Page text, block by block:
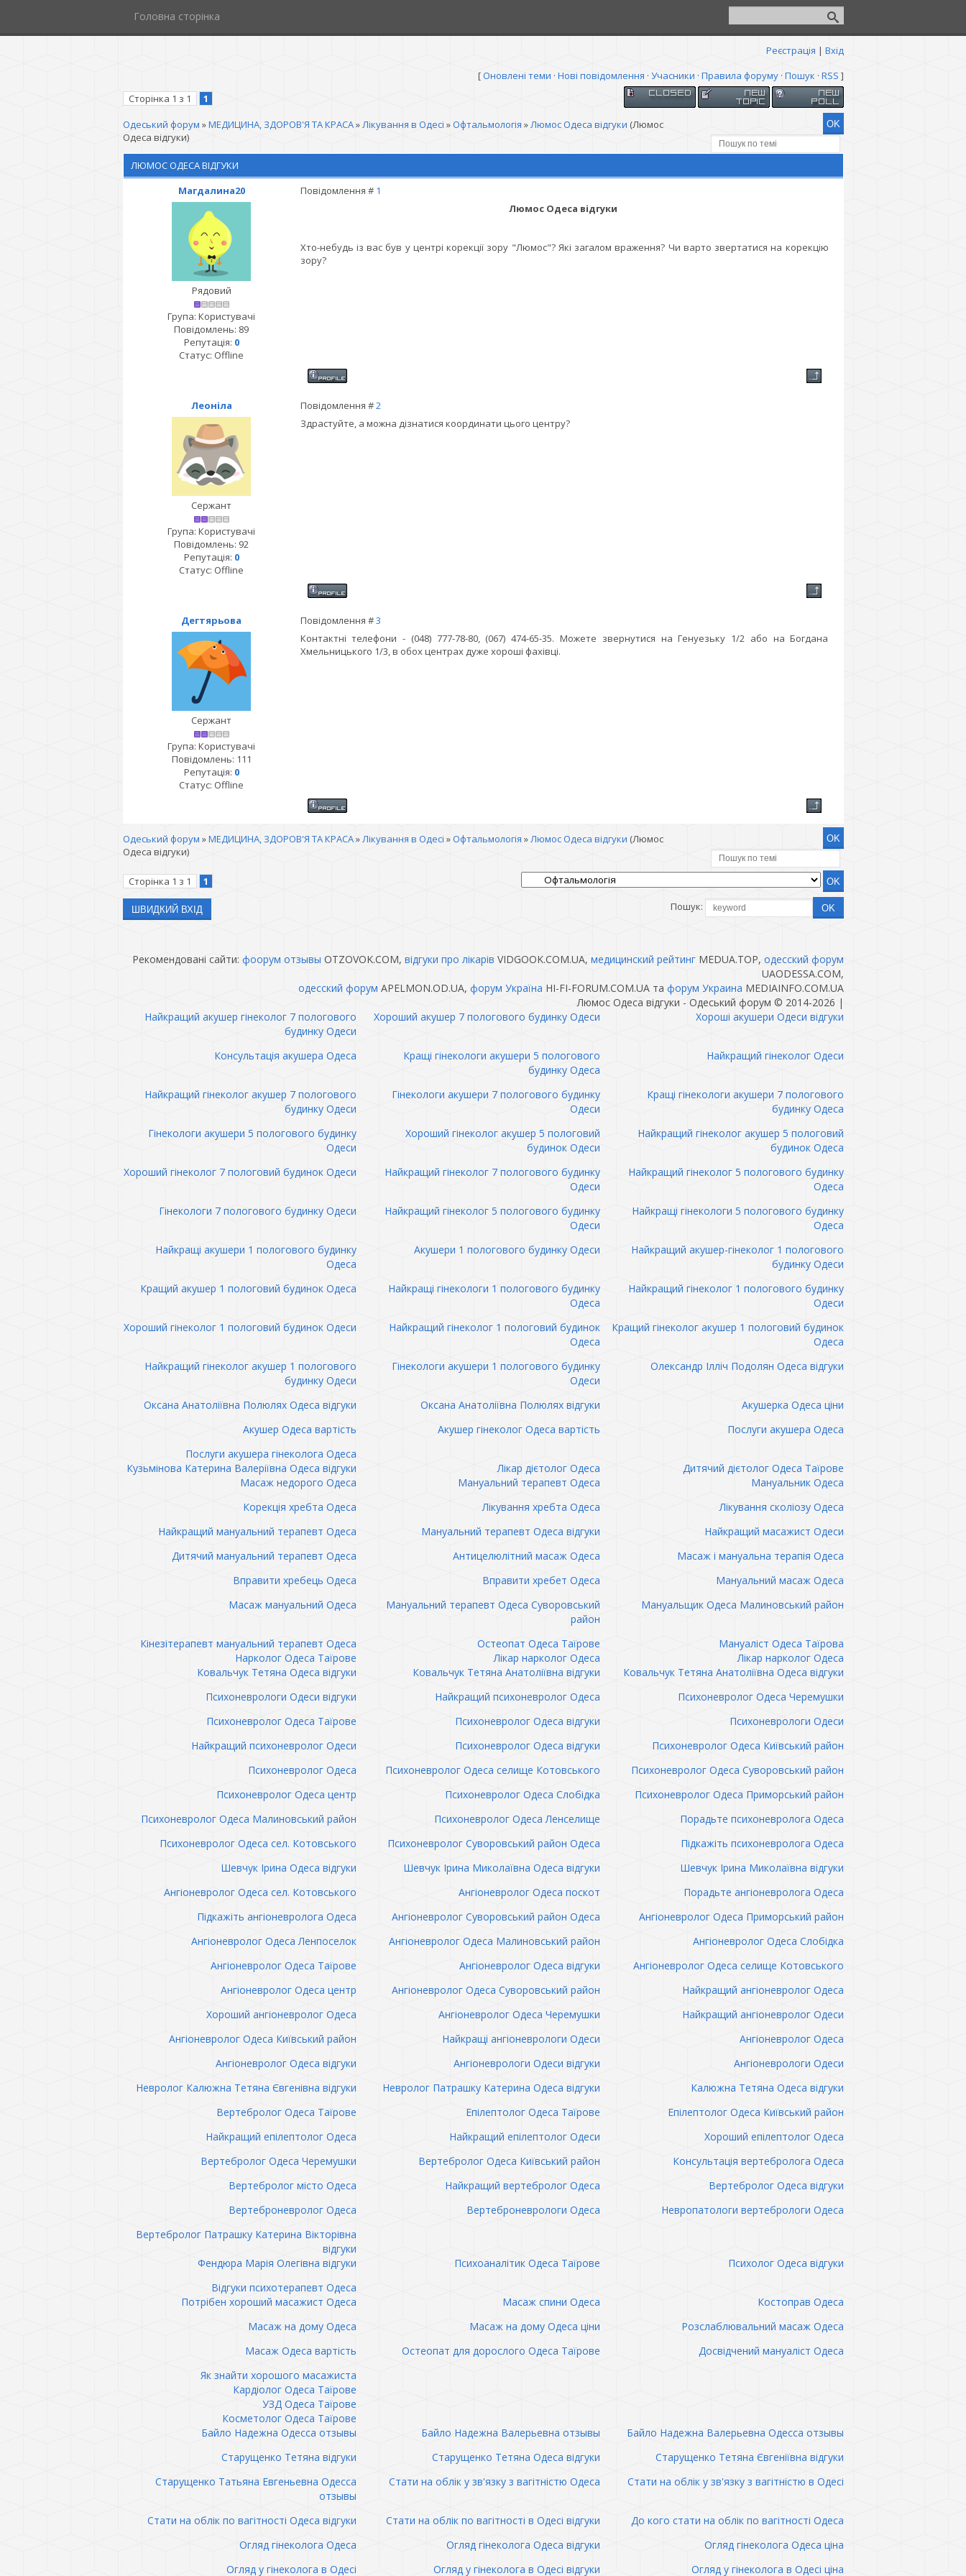
Головна сторінка
Реєстрація | Вхід
[Оновлені теми · Нові повідомлення · Учасники · Правила форуму· Пошук · RSS ]
Сторінка 1 з 1
1
Одеський форум »МЕДИЦИНА, ЗДОРОВ'Я ТА КРАСА»Лікування в Одесі »Офтальмологія »Люмос Одеса відгуки (Люмос
Одеса відгуки)
ЛЮМОС ОДЕСА ВІДГУКИ
Магдалина20
Повідомлення # 1
Рядовий
Група: Користувачі
Повідомлень: 89
Репутація: 0
Статус: Offline
Люмос Одеса відгуки
Хто-небудь із вас був у центрі корекції зору "Люмос"? Які загалом враження? Чи варто звертатися на корекцію
зору?
Леоніла Повідомлення #2
Сержант
Група: Користувачі
Повідомлень: 92
Репутація: 0
Статус: Offline
Здрастуйте, а можна дізнатися координати цього центру?
Дегтярьова Повідомлення #3
Сержант
Група: Користувачі
Повідомлень: 111
Репутація: 0
Статус: Offline
Контактні телефони - (048) 777-78-80, (067) 474-65-35. Можете звернутися на Генуезьку 1/2 або на Богдана
Хмельницького 1/3, в обох центрах дуже хороші фахівці.
Одеський форум »МЕДИЦИНА, ЗДОРОВ'Я ТА КРАСА»Лікування в Одесі »Офтальмологія »Люмос Одеса відгуки (Люмос
Одеса відгуки)
Сторінка 1 з 1
1
Пошук:
Рекомендовані сайти: фоорум отзывы OTZOVOK.COM, відгуки про лікарів VIDGOOK.COM.UA, медицинский рейтингMEDUA.TOP, одесский форум
UAODESSA.COM,
одесский форум APELMON.OD.UA, форум Україна HI-FI-FORUM.COM.UA та форум Украина MEDIAINFO.COM.UA
Люмос Одеса відгуки - Одеський форум © 2014-2026 |
Найкращий акушер гінеколог 7 пологового
будинку Одеси
Хороший акушер 7 пологового будинку Одеси Хороші акушери Одеси відгуки
Консультація акушера Одеса
Кращі гінекологи акушери 5 пологового
будинку Одеса
Найкращий гінеколог Одеси
Найкращий гінеколог акушер 7 пологового
будинку Одеси
Гінекологи акушери 7 пологового будинку
Одеси
Кращі гінекологи акушери 7 пологового
будинку Одеса
Гінекологи акушери 5 пологового будинку
Одеси
Хороший гінеколог акушер 5 пологовий
будинок Одеси
Найкращий гінеколог акушер 5 пологовий
будинок Одеса
Хороший гінеколог 7 пологовий будинок Одеси
Найкращий гінеколог 7 пологового будинку
Одеси
Найкращий гінеколог 5 пологового будинку
Одеса
Гінекологи 7 пологового будинку Одеси
Найкращий гінеколог 5 пологового будинку
Одеси
Найкращі гінекологи 5 пологового будинку
Одеса
Найкращі акушери 1 пологового будинку
Одеса
Акушери 1 пологового будинку Одеси
Найкращий акушер-гінеколог 1 пологового
будинку Одеси
Кращий акушер 1 пологовий будинок Одеса
Найкращі гінекологи 1 пологового будинку
Одеса
Найкращий гінеколог 1 пологового будинку
Одеси
Хороший гінеколог 1 пологовий будинок Одеси
Найкращий гінеколог 1 пологовий будинок
Одеса
Кращий гінеколог акушер 1 пологовий будинок
Одеса
Найкращий гінеколог акушер 1 пологового
будинку Одеси
Гінекологи акушери 1 пологового будинку
Одеси
Олександр Ілліч Подолян Одеса відгуки
Оксана Анатоліївна Полюлях Одеса відгуки Оксана Анатоліївна Полюлях відгуки
Акушерка Одеса ціни
Акушер Одеса вартість
Акушер гінеколог Одеса вартість
Послуги акушера Одеса
Послуги акушера гінеколога Одеса
Кузьмінова Катерина Валеріївна Одеса відгуки
Лікар дієтолог Одеса
Дитячий дієтолог Одеса Таїрове
Масаж недорого Одеса
Мануальний терапевт Одеса
Мануальник Одеса
Корекція хребта Одеса
Лікування хребта Одеса
Лікування сколіозу Одеса
Найкращий мануальний терапевт Одеса
Мануальний терапевт Одеса відгуки
Найкращий масажист Одеси
Дитячий мануальний терапевт Одеса
Антицелюлітний масаж Одеса
Масаж і мануальна терапія Одеса
Вправити хребець Одеса
Вправити хребет Одеса
Мануальний масаж Одеса
Масаж мануальний Одеса
Мануальний терапевт Одеса Суворовський
район
Мануальщик Одеса Малиновський район
Кінезітерапевт мануальний терапевт Одеса Остеопат Одеса Таїрове
Мануаліст Одеса Таїрова
Нарколог Одеса Таїрове
Лікар нарколог Одеса
Лікар нарколог Одеса
Ковальчук Тетяна Одеса відгуки
Ковальчук Тетяна Анатоліївна відгуки
Ковальчук Тетяна Анатоліївна Одеса відгуки
Психоневрологи Одеси відгуки
Найкращий психоневролог Одеса
Психоневролог Одеса Черемушки
Психоневролог Одеса Таїрове
Психоневролог Одеса відгуки
Психоневрологи Одеси
Найкращий психоневролог Одеси
Психоневролог Одеса відгуки
Психоневролог Одеса Київський район
Психоневролог Одеса
Психоневролог Одеса селище Котовського
Психоневролог Одеса Суворовський район
Психоневролог Одеса центр
Психоневролог Одеса Слобідка
Психоневролог Одеса Приморський район
Психоневролог Одеса Малиновський район
Психоневролог Одеса Ленселище
Порадьте психоневролога Одеса
Психоневролог Одеса сел. Котовського
Психоневролог Суворовський район Одеса
Підкажіть психоневролога Одеса
Шевчук Ірина Одеса відгуки
Шевчук Ірина Миколаївна Одеса відгуки
Шевчук Ірина Миколаївна відгуки
Ангіоневролог Одеса сел. Котовського
Ангіоневролог Одеса поскот
Порадьте ангіоневролога Одеса
Підкажіть ангіоневролога Одеса
Ангіоневролог Суворовський район Одеса
Ангіоневролог Одеса Приморський район
Ангіоневролог Одеса Ленпоселок
Ангіоневролог Одеса Малиновський район
Ангіоневролог Одеса Слобідка
Ангіоневролог Одеса Таїрове
Ангіоневролог Одеса відгуки
Ангіоневролог Одеса селище Котовського
Ангіоневролог Одеса центр
Ангіоневролог Одеса Суворовський район
Найкращий ангіоневролог Одеса
Хороший ангіоневролог Одеса
Ангіоневролог Одеса Черемушки
Найкращий ангіоневролог Одеси
Ангіоневролог Одеса Київський район
Найкращі ангіоневрологи Одеси
Ангіоневролог Одеса
Ангіоневролог Одеса відгуки
Ангіоневрологи Одеси відгуки
Ангіоневрологи Одеси
Невролог Калюжна Тетяна Євгенівна відгуки
Невролог Патрашку Катерина Одеса відгуки
Калюжна Тетяна Одеса відгуки
Вертебролог Одеса Таїрове
Епілептолог Одеса Таїрове
Епілептолог Одеса Київський район
Найкращий епілептолог Одеса
Найкращий епілептолог Одеси
Хороший епілептолог Одеса
Вертебролог Одеса Черемушки
Вертебролог Одеса Київський район
Консультація вертебролога Одеса
Вертебролог місто Одеса
Найкращий вертебролог Одеса
Вертебролог Одеса відгуки
Вертеброневролог Одеса
Вертеброневрологи Одеса
Невропатологи вертебрологи Одеса
Вертебролог Патрашку Катерина Вікторівна
відгуки
Фендюра Марія Олегівна відгуки
Психоаналітик Одеса Таїрове
Психолог Одеса відгуки
Відгуки психотерапевт Одеса
Потрібен хороший масажист Одеса
Масаж спини Одеса
Костоправ Одеса
Масаж на дому Одеса
Масаж на дому Одеса ціни
Розслаблювальний масаж Одеса
Масаж Одеса вартість
Остеопат для дорослого Одеса Таїрове
Досвідчений мануаліст Одеса
Як знайти хорошого масажиста
Кардіолог Одеса Таїрове
УЗД Одеса Таїрове
Косметолог Одеса Таїрове
Байло Надежна Одесса отзывы
Байло Надежна Валерьевна отзывы
Байло Надежна Валерьевна Одесса отзывы
Старущенко Тетяна відгуки
Старущенко Тетяна Одеса відгуки
Старущенко Тетяна Євгеніївна відгуки
Старущенко Татьяна Евгеньевна Одесса
отзывы
Стати на облік у зв'язку з вагітністю Одеса Стати на облік у зв'язку з вагітністю в Одесі
Стати на облік по вагітності Одеса відгуки Стати на облік по вагітності в Одесі відгуки
До кого стати на облік по вагітності Одеса
Огляд гінеколога Одеса
Огляд гінеколога Одеса відгуки
Огляд гінеколога Одеса ціна
Огляд у гінеколога в Одесі
Огляд у гінеколога в Одесі відгуки Огляд у гінеколога в Одесі ціна